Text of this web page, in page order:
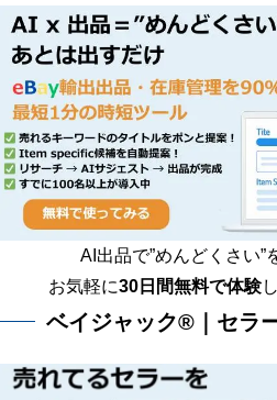
AI出品で”めんどくさい”
お気軽に30日間無料で体験
ベイジャック®｜セラ